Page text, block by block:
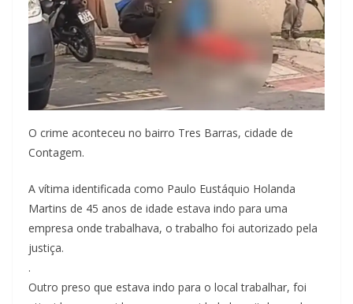
O crime aconteceu no bairro Tres Barras, cidade de
Contagem.
A vítima identificada como Paulo Eustáquio Holanda
Martins de 45 anos de idade estava indo para uma
empresa onde trabalhava, o trabalho foi autorizado pela
justiça.
.
Outro preso que estava indo para o local trabalhar, foi